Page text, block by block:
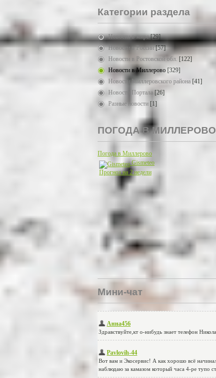
Категории раздела
Новости в мире [29]
Новости в России [57]
Новости в Ростовской обл. [122]
Новости в Миллерово [329]
Новости Миллеровского района [41]
Новости Портала [26]
Разные новости [1]
ПОГОДА В МИЛЛЕРОВО
Погода в Миллерово
Gismeteo
Прогноз на 2 недели
Мини-чат